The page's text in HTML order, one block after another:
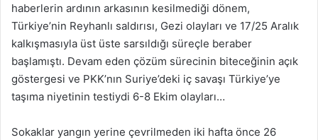
haberlerin ardının arkasının kesilmediği dönem,
Türkiye’nin Reyhanlı saldırısı, Gezi olayları ve 17/25 Aralık
kalkışmasıyla üst üste sarsıldığı süreçle beraber
başlamıştı. Devam eden çözüm sürecinin biteceğinin açık
göstergesi ve PKK’nın Suriye’deki iç savaşı Türkiye’ye
taşıma niyetinin testiydi 6-8 Ekim olayları…
Sokaklar yangın yerine çevrilmeden iki hafta önce 26